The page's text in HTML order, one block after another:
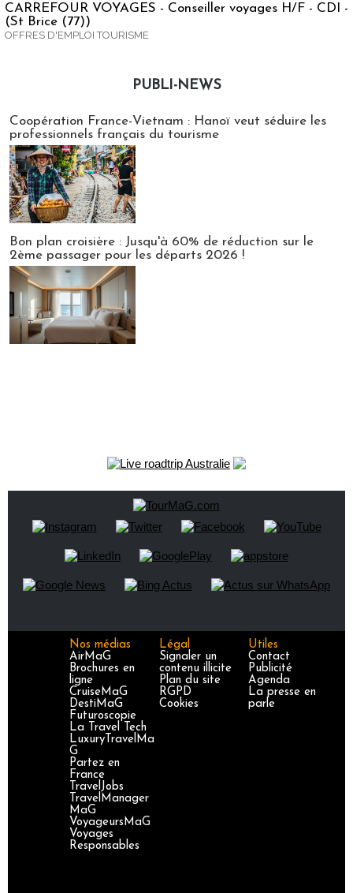
CARREFOUR VOYAGES - Conseiller voyages H/F - CDI -
(St Brice (77))
OFFRES D'EMPLOI TOURISME
PUBLI-NEWS
Coopération France-Vietnam : Hanoï veut séduire les
professionnels français du tourisme
Bon plan croisière : Jusqu'à 60% de réduction sur le
2ème passager pour les départs 2026 !
Nos médias
AirMaG
Brochures en
ligne
CruiseMaG
DestiMaG
Futuroscopie
La Travel Tech
LuxuryTravelMa
G
Partez en
France
TravelJobs
TravelManager
MaG
VoyageursMaG
Voyages
Responsables
Légal
Signaler un
contenu illicite
Plan du site
RGPD
Cookies
Utiles
Contact
Publicité
Agenda
La presse en
parle